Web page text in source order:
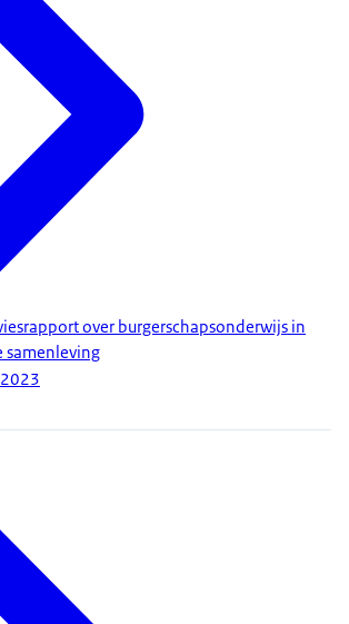
over burgerschapsonderwijs in
samenleving